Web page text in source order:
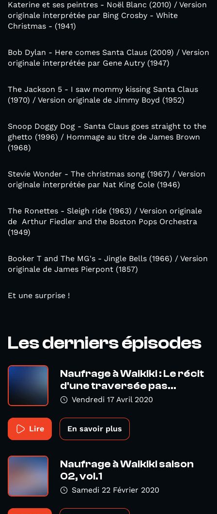
Katerine et ses peintres - Noël Blanc (2010) / Version
originale interprétée par Bing Crosby - White
Christmas - (1941)
Bob Dylan - Here comes Santa Claus (2009) / Version
originale interprétée par Gene Autry (1947)
The Jackson 5 - I saw mommy kissing Santa Claus
(1970) / Version originale de Jimmy Boyd (1952)
Snoop Doggy Dog - Santa Claus goes straight to the
ghetto (1996) / Hommage au titre de James Brown
(1968)
Stevie Wonder - The christmas song (1967) / Version
originale interprétée par Nat King Cole (1946)
The Ronettes - Sleigh ride (1963) / Version originale
de Arthur Fiedler and the Boston Pops Orchestra
(1949)
Booker T and The MG's - Jingle Bells (1966) / Version
originale de James Pierpont (1857)
Et une surprise !
Les derniers épisodes
Naufrage à Waikiki : Le récit
d'une traversée pas...
Vendredi 17 Avril 2020
Lire En savoir plus
Naufrage à Waikiki saison
02, vol.1
Samedi 22 Février 2020